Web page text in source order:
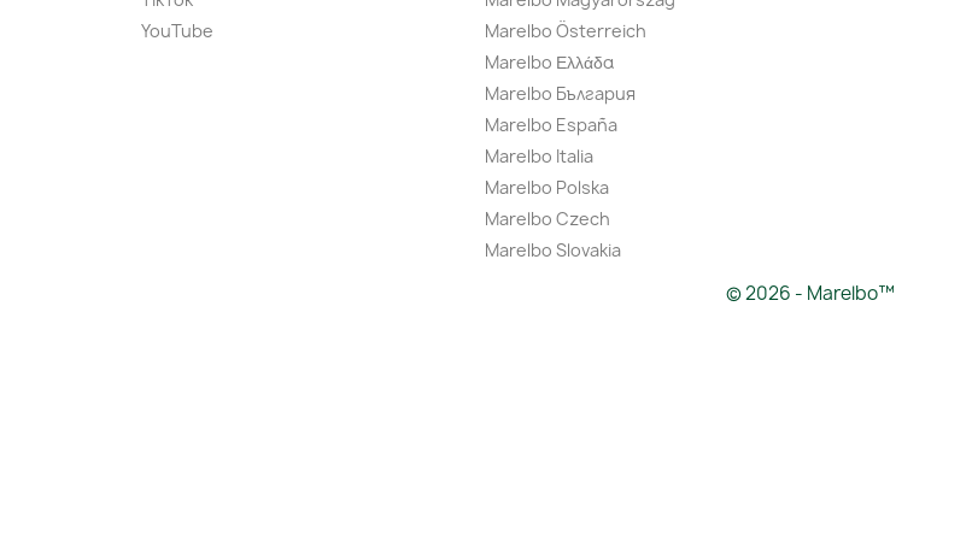
YouTube
Marelbo Österreich
Marelbo Ελλάδα
Marelbo България
Marelbo España
Marelbo Italia
Marelbo Polska
Marelbo Czech
Marelbo Slovakia
© 2026 - Marelbo™